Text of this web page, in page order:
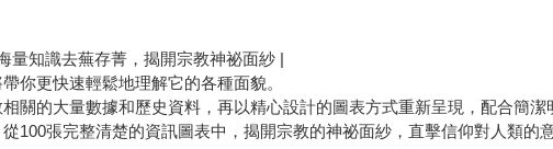
知識去蕪存菁，揭開宗教神祕面紗 |
你更快速輕鬆地理解它的各種面貌。
關的大量數據和歷史資料，再以精心設計的圖表方式重新呈現，配合簡
100張完整清楚的資訊圖表中，揭開宗教的神祕面紗，直擊信仰對人類的